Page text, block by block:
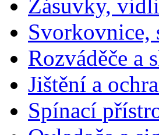
Zásuvky,
Svorkovnice,
Rozváděče a
Jištění a
Spínací